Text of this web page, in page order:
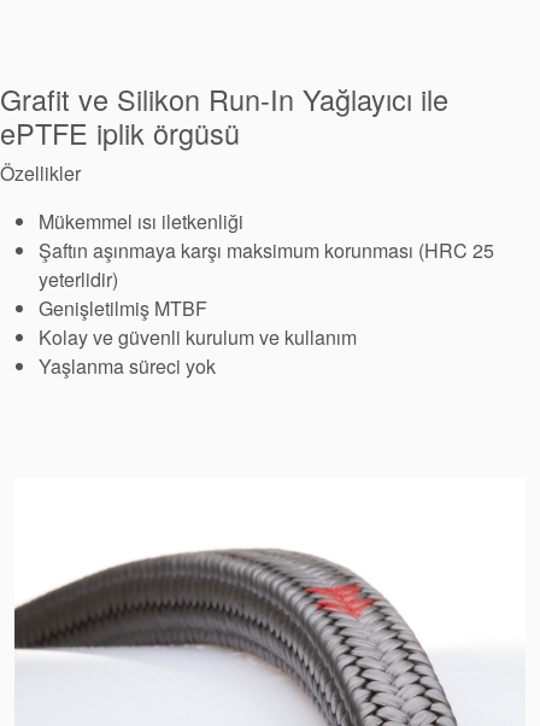
Seal Destek
Sistemi
Sertifikalar ve Standartlar
Grafit ve Silikon Run-In Yağlayıcı ile
ePTFE iplik örgüsü
Özellikler
Mükemmel ısı iletkenliği
Şaftın aşınmaya karşı maksimum korunması (HRC 25
yeterlidir)
Genişletilmiş MTBF
Kolay ve güvenli kurulum ve kullanım
Yaşlanma süreci yok